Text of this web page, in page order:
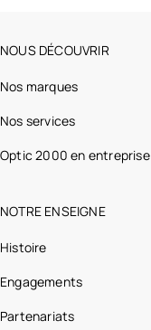
NOUS DÉCOUVRIR
Nos marques
Nos services
Optic 2000 en entreprise
NOTRE ENSEIGNE
Histoire
Engagements
Partenariats